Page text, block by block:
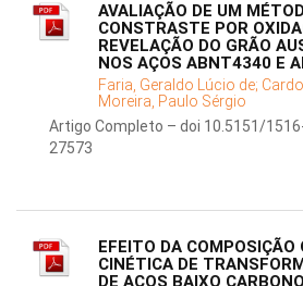
AVALIAÇÃO DE UM
CONSTRASTE POR
REVELAÇÃO DO GRÃO
NOS AÇOS ABNT4340 E
Faria, Geraldo Lúcio de;
Moreira, Paulo Sérgio
Artigo Completo – doi 10.5151/
27573
EFEITO DA COMPOSIÇÃO
CINÉTICA DE
DE AÇOS BAIXO